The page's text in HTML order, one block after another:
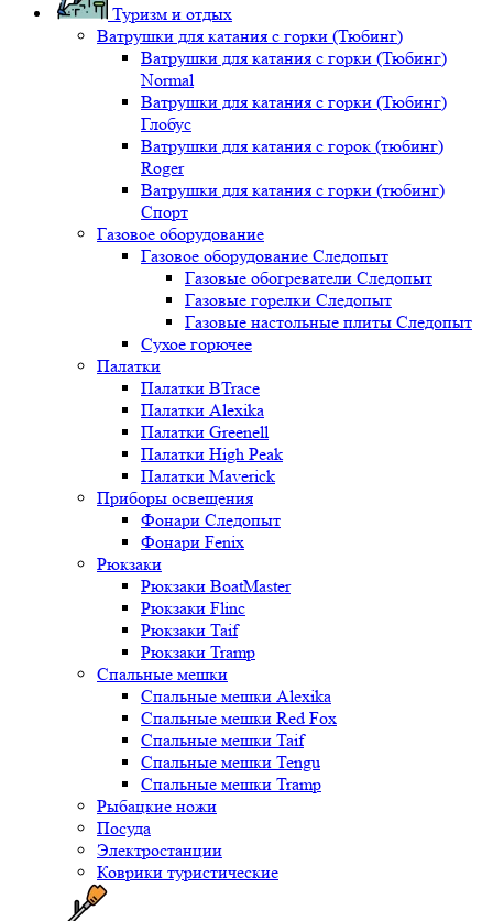
Туризм и отдых
Ватрушки для катания с горки (Тюбинг)
Ватрушки для катания с горки (Тюбинг)
Normal
Ватрушки для катания с горки (Тюбинг)
Глобус
Ватрушки для катания с горок (тюбинг)
Roger
Ватрушки для катания с горки (тюбинг)
Спорт
Газовое оборудование
Газовое оборудование Следопыт
Газовые обогреватели Следопыт
Газовые горелки Следопыт
Газовые настольные плиты Следопыт
Сухое горючее
Палатки
Палатки BTrace
Палатки Alexika
Палатки Greenell
Палатки High Peak
Палатки Maverick
Приборы освещения
Фонари Следопыт
Фонари Fenix
Рюкзаки
Рюкзаки BoatMaster
Рюкзаки Flinc
Рюкзаки Taif
Рюкзаки Tramp
Спальные мешки
Спальные мешки Alexika
Спальные мешки Red Fox
Спальные мешки Taif
Спальные мешки Tengu
Спальные мешки Tramp
Рыбацкие ножи
Посуда
Электростанции
Коврики туристические